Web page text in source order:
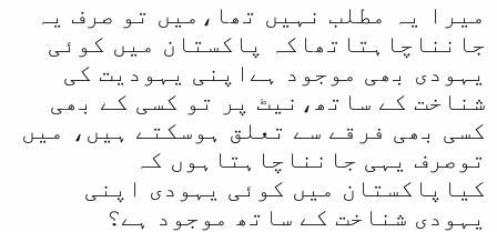
میرا یہ مطلب نہیں تھا،میں تو صرف یہ
جانناچاہتاتھاکہ پاکستان میں کوئی
یہودی بھی موجود ہےاپنی یہودیت کی
شناخت کے ساتھ،نیٹ پر تو کسی کے بھی
کسی بھی فرقے سے تعلق ہوسکتے ہیں، میں
توصرف یہی جانناچاہتاہوں کہ
کیاپاکستان میں کوئی یہودی اپنی
یہودی شناخت کے ساتھ موجود ہے؟